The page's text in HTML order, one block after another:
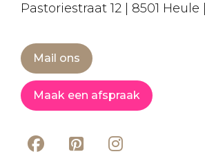
Pastoriestraat 12 | 8501 Heule
Mail ons
Maak een afspraak